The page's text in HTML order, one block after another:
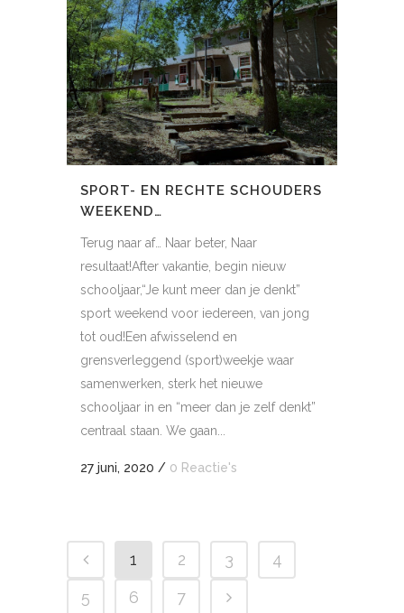
SPORT- EN RECHTE SCHOUDERS
WEEKEND…
Terug naar af… Naar beter, Naar
resultaat!After vakantie, begin nieuw
schooljaar,“Je kunt meer dan je denkt”
sport weekend voor iedereen, van jong
tot oud!Een afwisselend en
grensverleggend (sport)weekje waar
samenwerken, sterk het nieuwe
schooljaar in en “meer dan je zelf denkt”
centraal staan. We gaan...
27 juni, 2020 / 0 Reactie's
1 2 3
4
5
6 7